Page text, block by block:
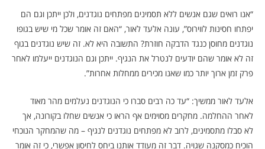
“אנו רואים שגם אנשים ללא תסמינים מפתחים נוגדנים, ולכן ייתכן וגם הם
יפתחו חסינות לווירוס”, עונה אלעד לאור, “האם זה אומר שכל מי שיש בגופו
נוגדנים מחוסן כנגד הדבקה חוזרת? התשובה היא לא. זה שיש נוגדנים בגוף
זה לא אומר שהם יודעים לנטרל את הנגיף. ייתכן וגם הנוגדנים ייעלמו לאחר
פרק זמן ארוך יותר כמו שאנו מכירים ממחלות אחרות”.
אלעד לאור ממשיך: “עד כה רבים סברו כי הנוגדנים נעלמים מהר מאוד
לאחר ההחלמה. מחקרים מסוימים אף הראו כי אנשים שחלו בקורונה, אך
לא סבלו מתסמינים, לרוב לא מפתחים נוגדנים לנגיף – מה שהמחקר הנוכחי
הוכיח כמסקנה שגויה. דבר זה מעודד אותנו ביחס לחיסון אפשרי, כי זה אומר